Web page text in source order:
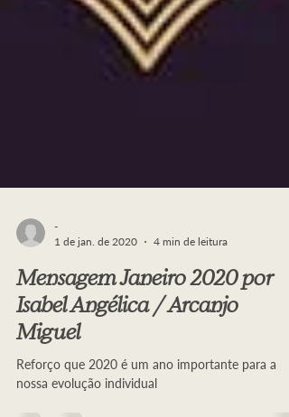
-
1 de jan. de 2020
4 min de leitura
Mensagem Janeiro 2020 por
Isabel Angélica / Arcanjo
Miguel